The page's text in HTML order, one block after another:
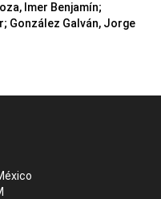
Imer Benjamín;
; González Galván, Jorge